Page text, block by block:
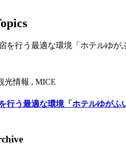
光情報 , MICE
行う最適な環境「ホテルゆがふ